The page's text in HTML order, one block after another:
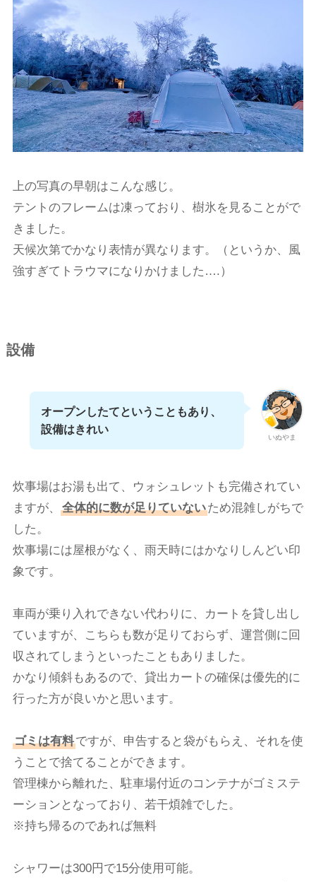
上の写真の早朝はこんな感じ。
テントのフレームは凍っており、樹氷を見ることがで
きました。
天候次第でかなり表情が異なります。（というか、風
強すぎてトラウマになりかけました….）
設備
いぬやま
オープンしたてということもあり、
設備はきれい
炊事場はお湯も出て、ウォシュレットも完備されてい
ますが、
全体的に数が足りていないため混雑しがちで
した。
炊事場には屋根がなく、雨天時にはかなりしんどい印
象です。
車両が乗り入れできない代わりに、カートを貸し出し
ていますが、こちらも数が足りておらず、運営側に回
収されてしまうといったこともありました。
かなり傾斜もあるので、貸出カートの確保は優先的に
行った方が良いかと思います。
ゴミは有料ですが、申告すると袋がもらえ、それを使
うことで捨てることができます。
管理棟から離れた、駐車場付近のコンテナがゴミステ
ーションとなっており、若干煩雑でした。
※持ち帰るのであれば無料
シャワーは300円で15分使用可能。